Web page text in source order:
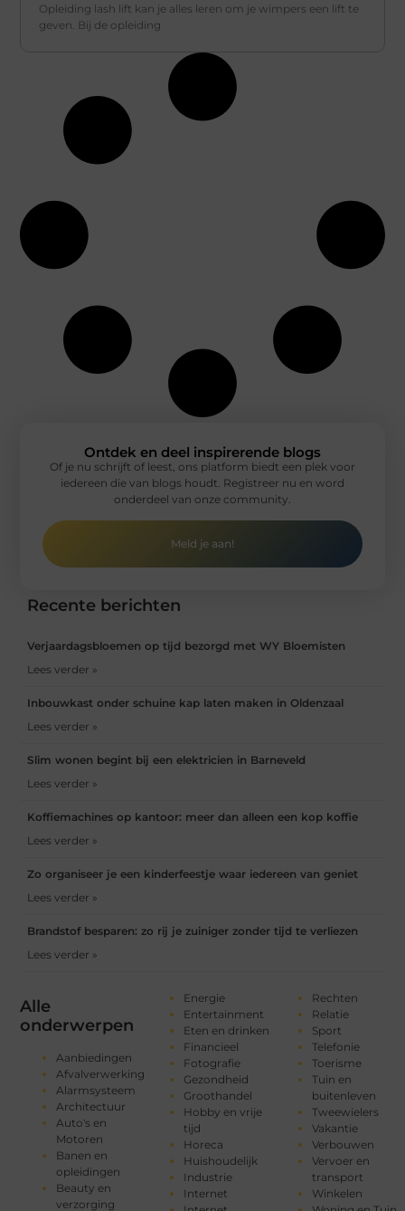
Opleiding lash lift kan je alles leren om je wimpers een lift te
geven. Bij de opleiding
Alle
onderwerpen
Aanbiedingen
Afvalverwerking
Alarmsysteem
Architectuur
Auto's en
Motoren
Banen en
opleidingen
Beauty en
verzorging
Energie
Entertainment
Eten en drinken
Financieel
Fotografie
Gezondheid
Groothandel
Hobby en vrije
tijd
Horeca
Huishoudelijk
Industrie
Internet
Rechten
Relatie
Sport
Telefonie
Toerisme
Tuin en
buitenleven
Tweewielers
Vakantie
Verbouwen
Vervoer en
transport
Winkelen
Recente berichten
Verjaardagsbloemen op tijd bezorgd met WY Bloemisten
Lees verder »
Inbouwkast onder schuine kap laten maken in Oldenzaal
Lees verder »
Slim wonen begint bij een elektricien in Barneveld
Lees verder »
Koffiemachines op kantoor: meer dan alleen een kop koffie
Lees verder »
Zo organiseer je een kinderfeestje waar iedereen van geniet
Lees verder »
Brandstof besparen: zo rij je zuiniger zonder tijd te verliezen
Lees verder »
Ontdek en deel inspirerende blogs
Of je nu schrijft of leest, ons platform biedt een plek voor
iedereen die van blogs houdt. Registreer nu en word
onderdeel van onze community.
Meld je aan!